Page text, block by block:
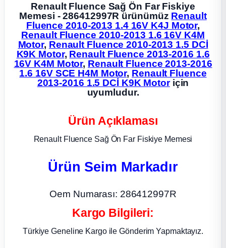
Parça
Renault Fluence Sağ Ön Far Fiskiye
Memesi - 286412997R ürünümüz Renault
Fluence 2010-2013 1.4 16V K4J Motor,
Renault Fluence 2010-2013 1.6 16V K4M
Motor, Renault Fluence 2010-2013 1.5 DCİ
K9K Motor, Renault Fluence 2013-2016 1.6
16V K4M Motor, Renault Fluence 2013-2016
1.6 16V SCE H4M Motor, Renault Fluence
2013-2016 1.5 DCİ K9K Motoriçin
uyumludur.
Ürün Açıklaması
Renault Fluence Sağ Ön Far Fiskiye Memesi
Ürün Seim Markadır
Oem Numarası: 286412997R
Kargo Bilgileri:
Türkiye Geneline Kargo ile Gönderim Yapmaktayız.